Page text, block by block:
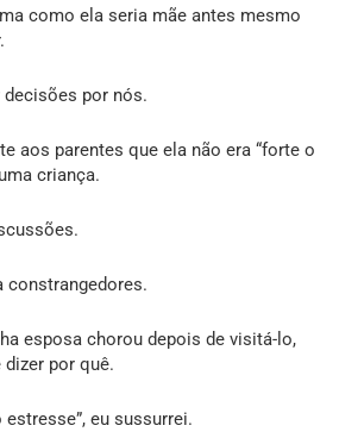
como ela seria mãe antes mesmo
por nós.
aos parentes que ela não era “forte o
criança.
constrangedores.
esposa chorou depois de visitá-lo,
por quê.
estresse”, eu sussurrei.